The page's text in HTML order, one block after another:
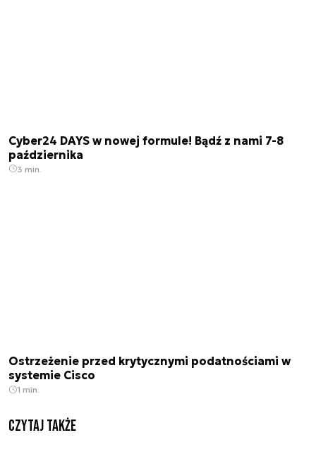
Cyber24 DAYS w nowej formule! Bądź z nami 7-8
października
3 min.
Ostrzeżenie przed krytycznymi podatnościami w
systemie Cisco
1 min.
Czytaj także